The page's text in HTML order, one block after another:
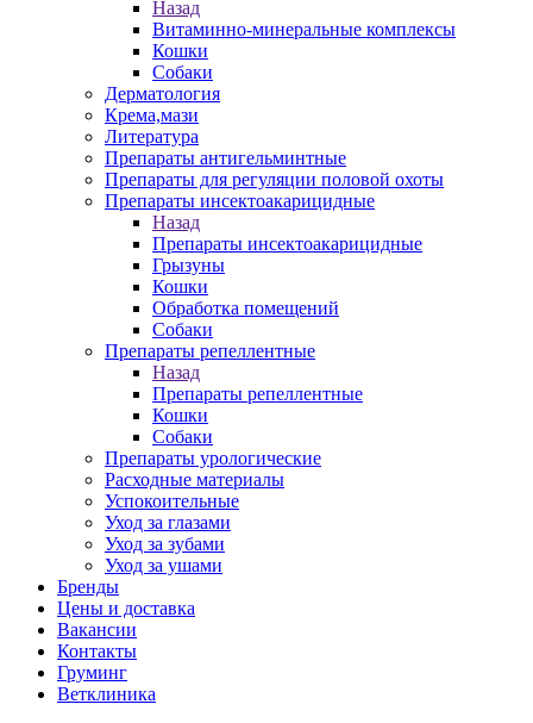
Назад
Витаминно-минеральные комплексы
Кошки
Собаки
Дерматология
Крема,мази
Литература
Препараты антигельминтные
Препараты для регуляции половой охоты
Препараты инсектоакарицидные
Назад
Препараты инсектоакарицидные
Грызуны
Кошки
Обработка помещений
Собаки
Препараты репеллентные
Назад
Препараты репеллентные
Кошки
Собаки
Препараты урологические
Расходные материалы
Успокоительные
Уход за глазами
Уход за зубами
Уход за ушами
Бренды
Цены и доставка
Вакансии
Контакты
Груминг
Ветклиника